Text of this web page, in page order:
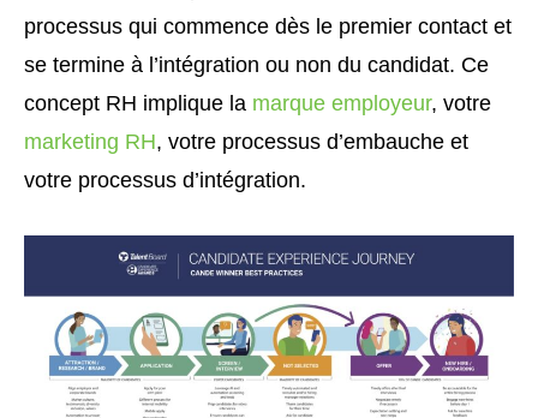
processus qui commence dès le premier contact et
se termine à l’intégration ou non du candidat. Ce
concept RH implique la marque employeur, votre
marketing RH, votre processus d’embauche et
votre processus d’intégration.